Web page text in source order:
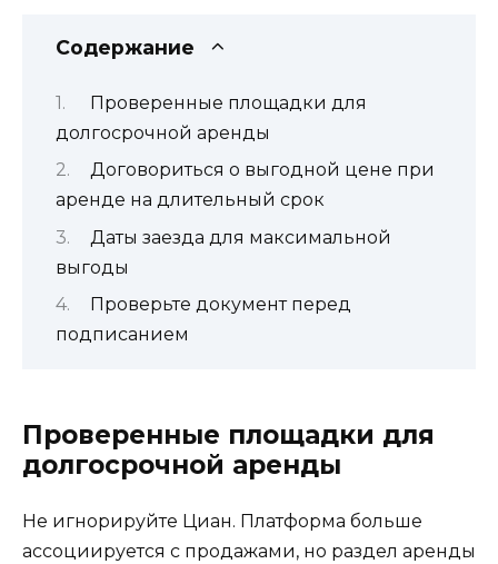
Содержание
Проверенные площадки для
долгосрочной аренды
Договориться о выгодной цене при
аренде на длительный срок
Даты заезда для максимальной
выгоды
Проверьте документ перед
подписанием
Проверенные площадки для
долгосрочной аренды
Не игнорируйте Циан. Платформа больше
ассоциируется с продажами, но раздел аренды